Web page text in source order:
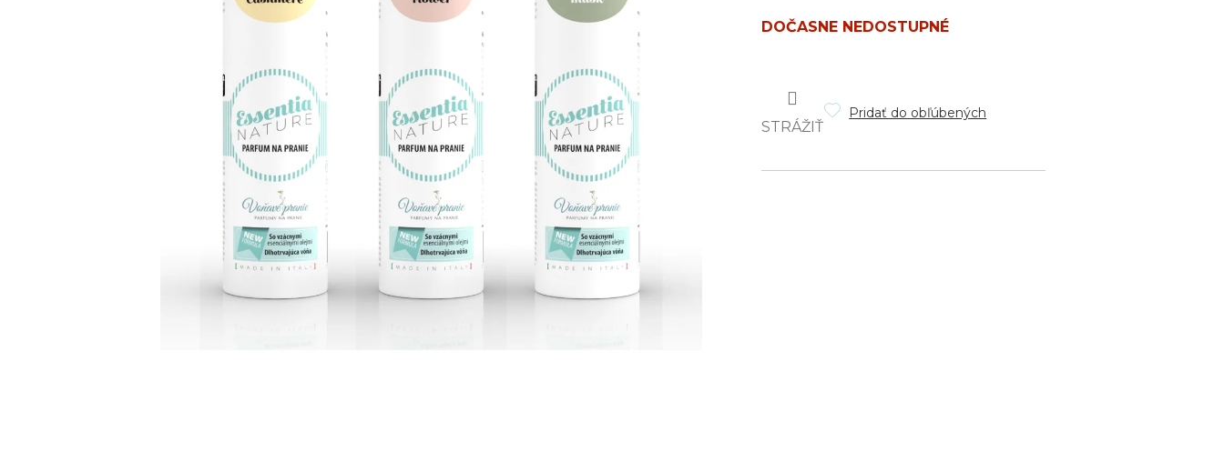
DOČASNE NEDOSTUPNÉ
STRÁŽIŤ
Pridať do obľúbených